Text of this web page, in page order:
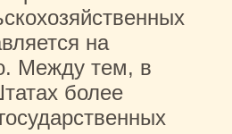
на
Между тем, в
более